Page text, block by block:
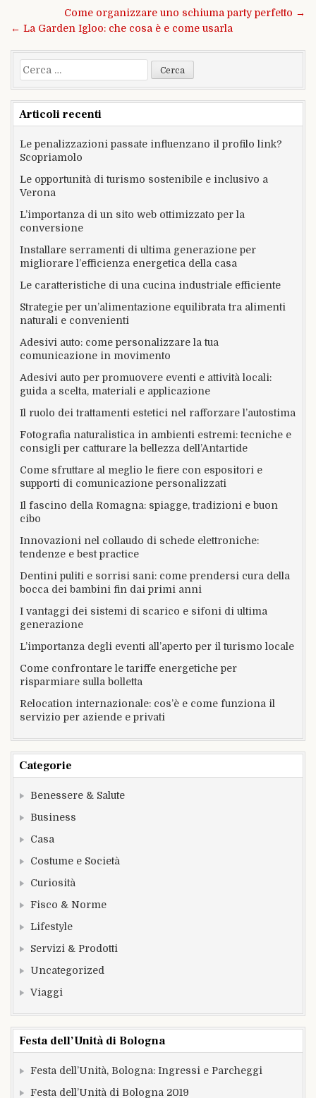
Navigazione
articoli
Come organizzare uno schiuma party perfetto →
← La Garden Igloo: che cosa è e come usarla
Ricerca
per:
Articoli recenti
Le penalizzazioni passate influenzano il profilo link?
Scopriamolo
Le opportunità di turismo sostenibile e inclusivo a
Verona
L’importanza di un sito web ottimizzato per la
conversione
Installare serramenti di ultima generazione per
migliorare l’efficienza energetica della casa
Le caratteristiche di una cucina industriale efficiente
Strategie per un’alimentazione equilibrata tra alimenti
naturali e convenienti
Adesivi auto: come personalizzare la tua
comunicazione in movimento
Adesivi auto per promuovere eventi e attività locali:
guida a scelta, materiali e applicazione
Il ruolo dei trattamenti estetici nel rafforzare l’autostima
Fotografia naturalistica in ambienti estremi: tecniche e
consigli per catturare la bellezza dell’Antartide
Come sfruttare al meglio le fiere con espositori e
supporti di comunicazione personalizzati
Il fascino della Romagna: spiagge, tradizioni e buon
cibo
Innovazioni nel collaudo di schede elettroniche:
tendenze e best practice
Dentini puliti e sorrisi sani: come prendersi cura della
bocca dei bambini fin dai primi anni
I vantaggi dei sistemi di scarico e sifoni di ultima
generazione
L’importanza degli eventi all’aperto per il turismo locale
Come confrontare le tariffe energetiche per
risparmiare sulla bolletta
Relocation internazionale: cos’è e come funziona il
servizio per aziende e privati
Categorie
Benessere & Salute
Business
Casa
Costume e Società
Curiosità
Fisco & Norme
Lifestyle
Servizi & Prodotti
Uncategorized
Viaggi
Festa dell’Unità di Bologna
Festa dell’Unità, Bologna: Ingressi e Parcheggi
Festa dell’Unità di Bologna 2019